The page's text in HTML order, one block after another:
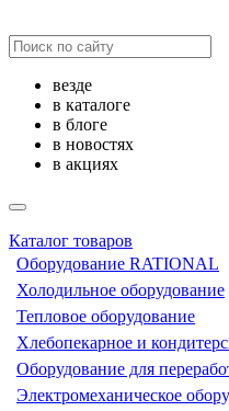
везде
в каталоге
в блоге
в новостях
в акциях
Каталог товаров
Оборудование RATIONAL
Холодильное оборудование
Тепловое оборудование
Хлебопекарное и
Оборудование для
Электромеханическое